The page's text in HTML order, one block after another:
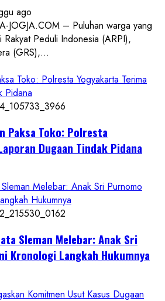
ago
JOGJA.COM – Puluhan warga yang
Peduli Indonesia (ARPI),
(GRS),...
Toko: Polresta Yogyakarta Terima
Pidana
Paksa Toko: Polresta
Dugaan Tindak Pidana
Melebar: Anak Sri Purnomo
Hukumnya
Sleman Melebar: Anak Sri
Kronologi Langkah Hukumnya
Komitmen Usut Kasus Dugaan